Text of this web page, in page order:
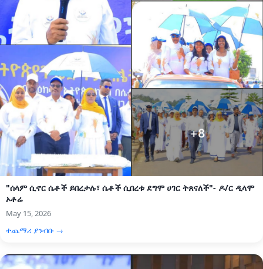
"ሰላም ሲኖር ሴቶች ይበረታሉ፣ ሴቶች ሲበረቱ ደግሞ ሀገር ትጸናለች"- ዶ/ር ዲላሞ
ኦቶሬ
May 15, 2026
ተጨማሪ ያንብቡ →